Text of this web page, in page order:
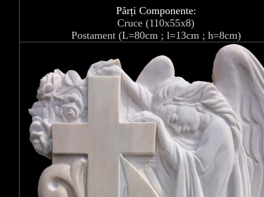
Părți Componente:
Cruce (110x55x8)
Postament (L=80cm ; l=13cm ; h=8cm)